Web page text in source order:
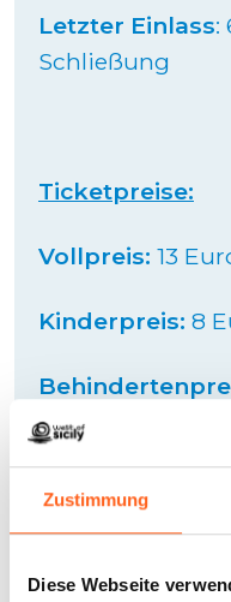
Zustimmung
Diese Webseite
Letzter Einlass:
Schließung
Ticketpreise:
Vollpreis: 13
Kinderpreis: 8
Jeden ersten
vom regionalen
Bestimmungen